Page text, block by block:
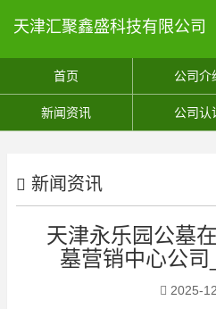
天津汇聚鑫盛科技有限公司
首页 公司介
新闻资讯 公司认
新闻资讯
天津永乐园公墓
墓营销中心公
2025-